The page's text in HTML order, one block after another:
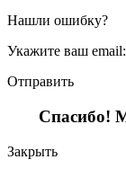
Нашли ошибку?
Укажите ваш email:
Отправить
Спасибо!
Закрыть